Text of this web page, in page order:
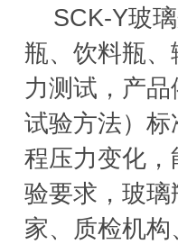
SCK-Y玻
瓶、饮料瓶
力测试，产
试验方法）
程压力变化
验要求，玻
家、质检机